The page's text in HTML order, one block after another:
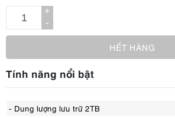
+
-
HẾT HÀNG
Tính năng nổi bật
- Dung lượng lưu trữ 2TB